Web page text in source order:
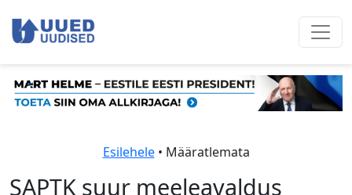
Esilehele• Määratlemata
SAPTK suur meeleavaldus